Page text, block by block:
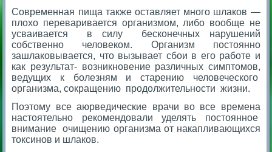
Современная пища также оставляет много шлаков —
плохо переваривается организмом, либо вообще не
усваивается в силу бесконечных нарушений
собственно человеком. Организм постоянно
зашлаковывается, что вызывает сбои в его работе и
как результат- возникновение различных симптомов,
ведущих к болезням и старению человеческого
организма, сокращению продолжительности жизни.
Поэтому все аюрведические врачи во все времена
настоятельно рекомендовали уделять постоянное
внимание очищению организма от накапливающихся
токсинов и шлаков.